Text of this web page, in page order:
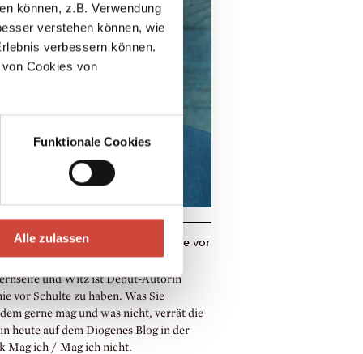
können, z.B. Verwendung
verstehen können, wie
verbessern können.
Cookies von
Funktionale Cookies
Alle zulassen
/ Mag ich nicht — mit Stefanie vor
und Witz ist Debüt-Autorin
vor Schulte zu haben. Was Sie
gerne mag und was nicht, verrät die
heute auf dem Diogenes Blog in der
Mag ich / Mag ich nicht.